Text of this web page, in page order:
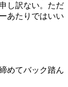
し訳ない。ただ
あたりではいい
めてバック踏ん